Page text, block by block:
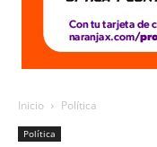
Inicio Política
Política